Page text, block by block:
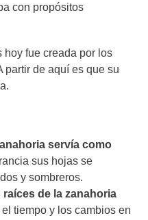
con propósitos
hoy fue creada por los
partir de aquí es que su
servía como
sus hojas se
y sombreros.
raíces de la zanahoria
el tiempo y los cambios en